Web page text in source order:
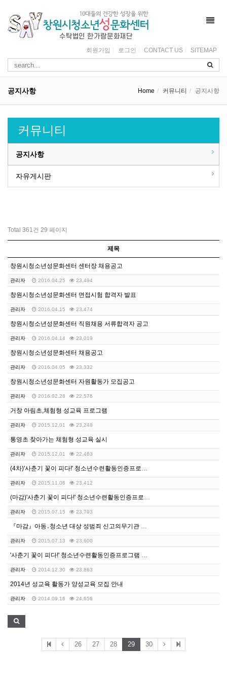
회원가입 로그인 CONTACT US SITEMAP
공지사항 Home 커뮤니티 공지사항
커뮤니티
공지사항
자유게시판
Total 361건 29 페이지
제목
창원시청소년성문화센터 센터장 채용공고
관리자 2016.04.25 23,494
창원시청소년성문화센터 면접시험 합격자 발표
관리자 2016.04.15 23,474
창원시청소년성문화센터 직원채용 서류합격자 공고
관리자 2016.04.14 23,019
창원시청소년성문화센터 채용공고
관리자 2016.04.05 23,332
창원시청소년성문화센터 자원활동가 모집공고
관리자 2016.02.28 22,576
거창 아림초,체험형 성교육 프로그램
관리자 2015.12.01 23,248
통영초 찾아가는 체험형 성교육 실시
관리자 2015.12.01 22,463
(4차)'사춘기 꽃이 피다!' 청소년수련활동인증프로그램…
관리자 2015.11.06 23,412
(마감)'사춘기 꽃이 피다!' 청소년수련활동인증프로그램…
관리자 2015.07.15 23,793
『마감』아동․청소년 대상 성범죄 신고의무기관 및 성범죄…
관리자 2015.07.13 23,600
'사춘기 꽃이 피다!' 청소년수련활동인증프로그램 참가 …
관리자 2014.12.30 23,863
2014년 성교육 활동가 양성교육 모집 안내
관리자 2014.09.16 24,656
26 27 28 29 30